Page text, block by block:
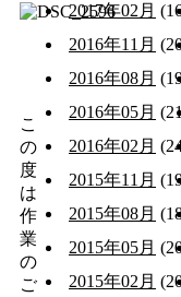
こ
の
度
は
作
業
の
ご
2017年02月
2016年11月
2016年08月
2016年05月
2016年02月
2015年11月
2015年08月
2015年05月
2015年02月